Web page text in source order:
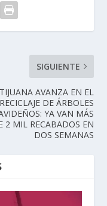
SIGUIENTE
TIJUANA AVANZA EN EL
RECICLAJE DE ÁRBOLES
YA VAN MÁS
2 MIL RECABADOS EN
DOS SEMANAS